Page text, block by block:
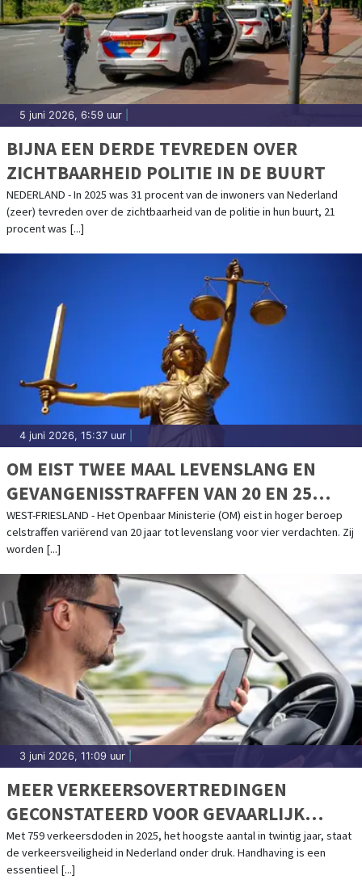
5 juni 2026, 6:59 uur
BIJNA EEN DERDE TEVREDEN OVER
ZICHTBAARHEID POLITIE IN DE BUURT
NEDERLAND - In 2025 was 31 procent van de inwoners van Nederland
(zeer) tevreden over de zichtbaarheid van de politie in hun buurt, 21
procent was [...]
4 juni 2026, 15:37 uur
OM EIST TWEE MAAL LEVENSLANG EN
GEVANGENISSTRAFFEN VAN 20 EN 25
JAAR VOOR VIER VERDACHTEN
OVERVALLENBENDE WEST-FRIESLAND
WEST-FRIESLAND - Het Openbaar Ministerie (OM) eist in hoger beroep
celstraffen variërend van 20 jaar tot levenslang voor vier verdachten. Zij
worden [...]
3 juni 2026, 11:09 uur
MEER VERKEERSOVERTREDINGEN
GECONSTATEERD VOOR GEVAARLIJK
RIJGEDRAG
Met 759 verkeersdoden in 2025, het hoogste aantal in twintig jaar, staat
de verkeersveiligheid in Nederland onder druk. Handhaving is een
essentieel [...]